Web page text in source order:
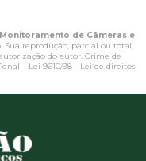
de Câmeras e
Sua reprodução, parcial ou total,
do autor. Crime de
– Lei 9610/98 - Lei de direitos